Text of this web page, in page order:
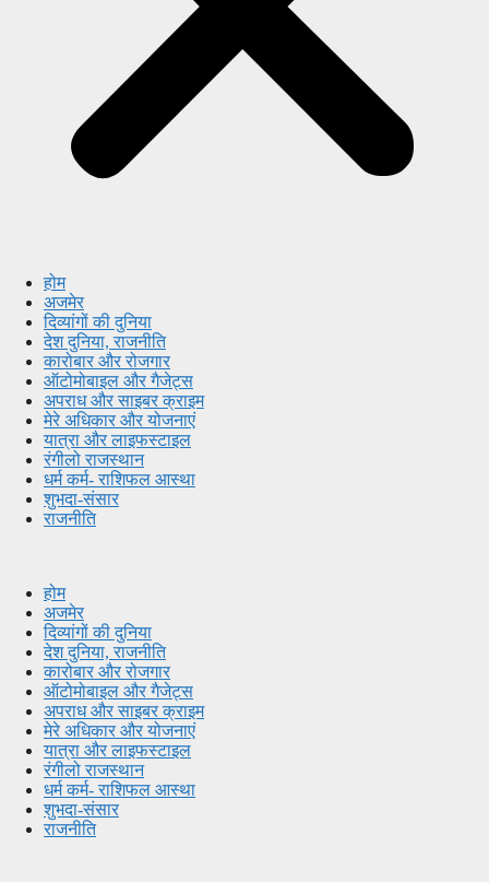
होम
अजमेर
दिव्यांगों की दुनिया
देश दुनिया, राजनीति
कारोबार और रोजगार
ऑटोमोबाइल और गैजेट्स
अपराध और साइबर क्राइम
मेरे अधिकार और योजनाएं
यात्रा और लाइफस्टाइल
रंगीलो राजस्थान
धर्म कर्म- राशिफल आस्था
शुभदा-संसार
राजनीति
होम
अजमेर
दिव्यांगों की दुनिया
देश दुनिया, राजनीति
कारोबार और रोजगार
ऑटोमोबाइल और गैजेट्स
अपराध और साइबर क्राइम
मेरे अधिकार और योजनाएं
यात्रा और लाइफस्टाइल
रंगीलो राजस्थान
धर्म कर्म- राशिफल आस्था
शुभदा-संसार
राजनीति